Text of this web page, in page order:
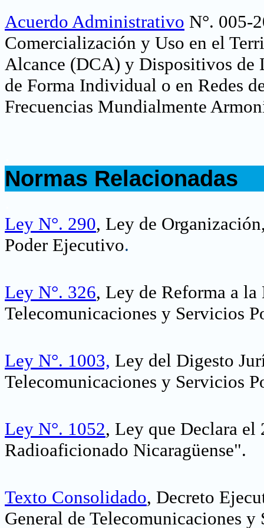
Acuerdo Administrativo N°. 005-
Comercialización y Uso en el
Alcance (DCA) y Dispositivos de
de Forma Individual o en Redes
Frecuencias Mundialmente
Normas Relacionadas
Ley N°. 290, Ley de
Poder Ejecutivo.
Ley N°. 326, Ley de Reforma a
Telecomunicaciones y Servicios
Ley N°. 1003, Ley del Digesto
Telecomunicaciones y Servicios
Ley N°. 1052, Ley que Declara el
Radioaficionado Nicaragüense".
Texto Consolidado, Decreto
General de Telecomunicaciones y